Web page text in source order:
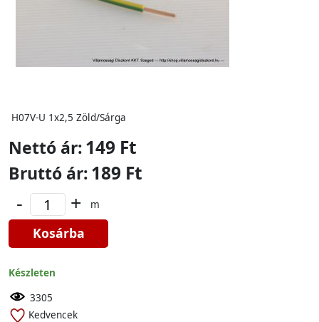
H07V-U 1x2,5 Zöld/Sárga
Nettó ár:149 Ft
Bruttó ár:189 Ft
- + m
Kosárba
Készleten
3305
Kedvencek